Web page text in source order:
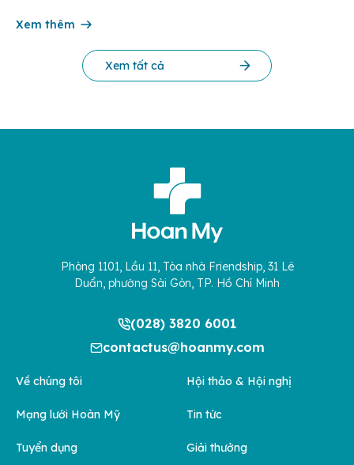
một số biến chứng […]
Xem thêm
Xem tất cả
Phòng 1101, Lầu 11, Tòa nhà Friendship, 31 Lê
Duẩn, phường Sài Gòn, TP. Hồ Chí Minh
(028) 3820 6001
contactus@hoanmy.com
Về chúng tôi
Mạng lưới Hoàn Mỹ
Tuyển dụng
Hội thảo & Hội nghị
Tin tức
Giải thưởng